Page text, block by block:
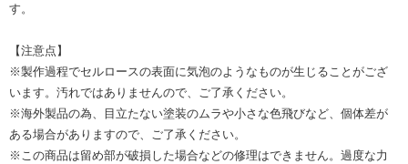
す。
【注意点】
※製作過程でセルロースの表面に気泡のようなものが生じることがござ
います。汚れではありませんので、ご了承ください。
※海外製品の為、目立たない塗装のムラや小さな色飛びなど、個体差が
ある場合がありますので、ご了承ください。
※この商品は留め部が破損した場合などの修理はできません。過度な力